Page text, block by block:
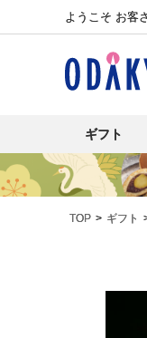
ようこそ お客
ギフト
TOP ギフト